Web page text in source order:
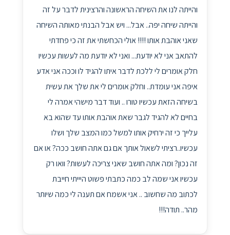
והייתה לנו את השיחה הראשונה והרצינית לדבר על זה
והייתה שיחה יפה.. אבל... ויש אבל הבנתי מאותה השיחה
שאני אוהבת אותו !!!! אולי הכחשתי את זה כי פחדתי
להתאב אני לא יודעת... ואני לא יודעת מה לעשות עכשיו
חלק אומרים לי ללכת לדבר איתו להגיד לו וככה אני אדע
איפה אני עומדת.. וחלק אומרים לי את שלך את עשית
בשיחה הזאת עכשיו טורו .. ועוד דבר מישהי אמרה לי
בחיים לא להגיד לגבר שאת אוהבת אותו עד שהוא בא
עלייך כי זה ירחיק אותו למשל כמו המצב שלך ושלו
עכשיו..רציתי לשאול אותך אם גם אתה חושב ככה? או אם
זה נכון? ומה אתה חושב שאני צריכה לעשות? וואו רק
עכשיו אני שמה לב כמה כתבתי פשוט היייתי חייבת
לכתוב מה שחשוב .. אני אשמח אם תענה לי כמה שיותר
מהר.. תודה!!!